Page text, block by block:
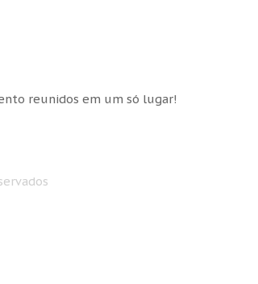
reunidos em um só lugar!